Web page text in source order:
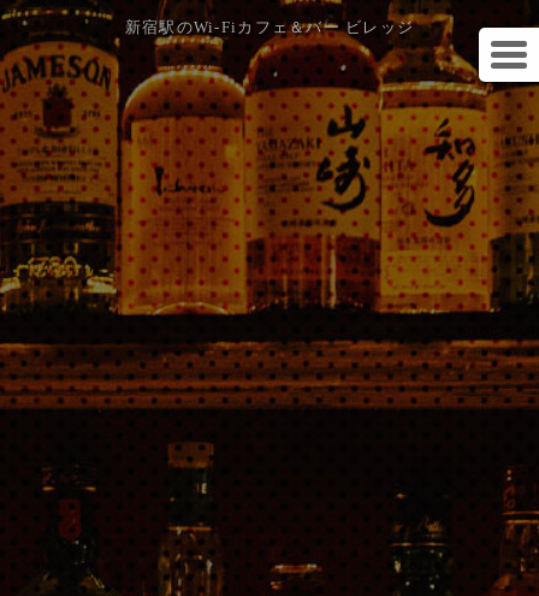
新宿駅のWi-Fiカフェ＆バー ビレッジ